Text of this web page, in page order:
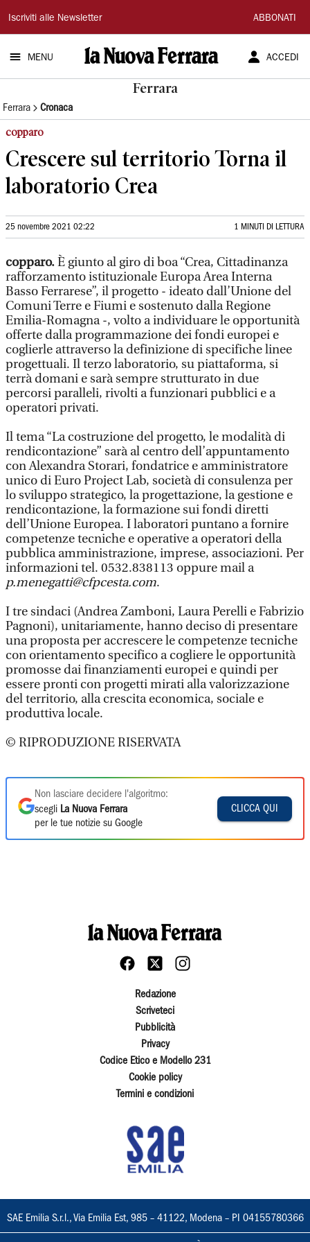
La
Nuova
Ferrara
Iscriviti alle Newsletter ABBONATI
MENU ACCEDI
Ferrara
Ferrara Cronaca
copparo
Crescere sul territorio Torna il
laboratorio Crea
25 novembre 2021 02:22 1 MINUTI DI LETTURA
copparo.È giunto al giro di boa “Crea, Cittadinanza
rafforzamento istituzionale Europa Area Interna
Basso Ferrarese”, il progetto - ideato dall’Unione del
Comuni Terre e Fiumi e sostenuto dalla Regione
Emilia-Romagna -, volto a individuare le opportunità
offerte dalla programmazione dei fondi europei e
coglierle attraverso la definizione di specifiche linee
progettuali. Il terzo laboratorio, su piattaforma, si
terrà domani e sarà sempre strutturato in due
percorsi paralleli, rivolti a funzionari pubblici e a
operatori privati.
Il tema “La costruzione del progetto, le modalità di
rendicontazione” sarà al centro dell’appuntamento
con Alexandra Storari, fondatrice e amministratore
unico di Euro Project Lab, società di consulenza per
lo sviluppo strategico, la progettazione, la gestione e
rendicontazione, la formazione sui fondi diretti
dell’Unione Europea. I laboratori puntano a fornire
competenze tecniche e operative a operatori della
pubblica amministrazione, imprese, associazioni. Per
informazioni tel. 0532.838113 oppure mail a
p.menegatti@cfpcesta.com.
I tre sindaci (Andrea Zamboni, Laura Perelli e Fabrizio
Pagnoni), unitariamente, hanno deciso di presentare
una proposta per accrescere le competenze tecniche
con orientamento specifico a cogliere le opportunità
promosse dai finanziamenti europei e quindi per
essere pronti con progetti mirati alla valorizzazione
del territorio, alla crescita economica, sociale e
produttiva locale.
© RIPRODUZIONE RISERVATA
Non lasciare decidere l'algoritmo:
scegli La Nuova Ferrara
per le tue notizie su Google
CLICCA QUI
Redazione
Scriveteci
Pubblicità
Privacy
Codice Etico e Modello 231
Cookie policy
Termini e condizioni
SAE Emilia S.r.l., Via Emilia Est, 985 – 41122, Modena – PI 04155780366